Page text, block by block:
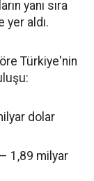
yanı sıra
yer aldı.
Türkiye'nin
dolar
– 1,89 milyar